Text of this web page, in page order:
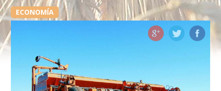
ECONOMÍA